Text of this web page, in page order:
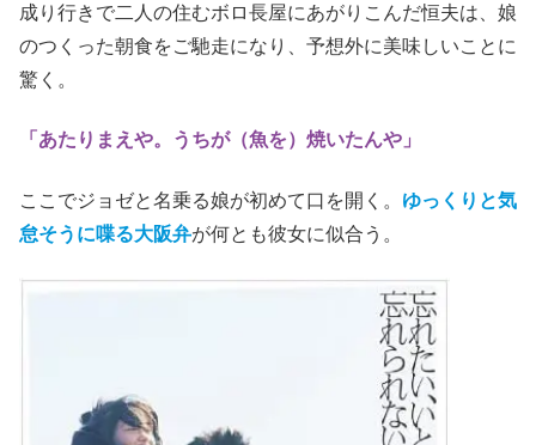
成り行きで二人の住むボロ長屋にあがりこんだ恒夫は、娘
のつくった朝食をご馳走になり、予想外に美味しいことに
驚く。
「あたりまえや。うちが（魚を）焼いたんや」
ここでジョゼと名乗る娘が初めて口を開く。 ゆっくりと気
怠そうに喋る大阪弁が何とも彼女に似合う。